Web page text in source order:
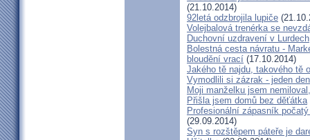
(21.10.2014)
92letá odzbrojila lupiče
Volejbalová trenérka se
Duchovní uzdravení v Lurdech
Bolestná cesta návratu -
bloudění vrací (17.10.2014)
Jakého tě najdu, takového tě
Vymodlili si zázrak - jeden
Moji manželku jsem
Přišla jsem domů bez děťátka
Profesionální zápasník
(29.09.2014)
Syn s rozštěpem páteře je